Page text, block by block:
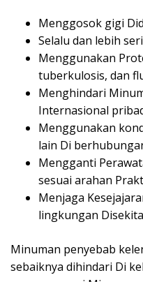
Menggosok gigi
Selalu dan lebih
Menggunakan
tuberkulosis, dan
Menghindari
Internasional
Menggunakan
lain Di
Mengganti
sesuai arahan
Menjaga
lingkungan
Minuman penyebab
sebaiknya dihindari Di